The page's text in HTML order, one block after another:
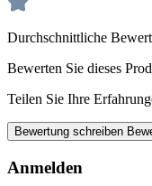
Durchschnittliche
Bewerten Sie dieses
Teilen Sie Ihre
Bewertung schreiben
Anmelden